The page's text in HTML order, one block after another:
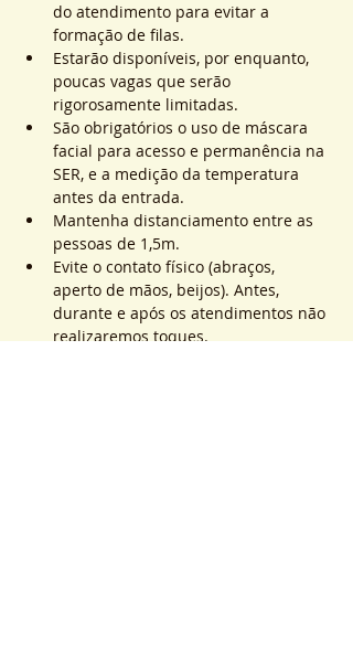
do atendimento para evitar a
formação de filas.
Estarão disponíveis, por enquanto,
poucas vagas que serão
rigorosamente limitadas.
São obrigatórios o uso de máscara
facial para acesso e permanência na
SER, e a medição da temperatura
antes da entrada.
Mantenha distanciamento entre as
pessoas de 1,5m.
Evite o contato físico (abraços,
aperto de mãos, beijos). Antes,
durante e após os atendimentos não
realizaremos toques.